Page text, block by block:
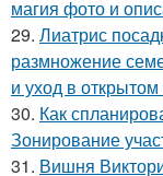
магия фото и
29. Лиатрис
размножение
и уход в
30. Как
Зонирование
31. Вишня